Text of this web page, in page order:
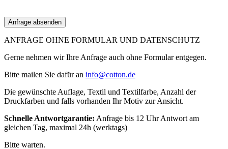
ANFRAGE OHNE FORMULAR UND DATENSCHUTZ
Gerne nehmen wir Ihre Anfrage auch ohne Formular entgegen.
Bitte mailen Sie dafür an info@cotton.de
Die gewünschte Auflage, Textil und Textilfarbe, Anzahl der
Druckfarben und falls vorhanden Ihr Motiv zur Ansicht.
Schnelle Antwortgarantie: Anfrage bis 12 Uhr Antwort am
gleichen Tag, maximal 24h (werktags)
Bitte warten.